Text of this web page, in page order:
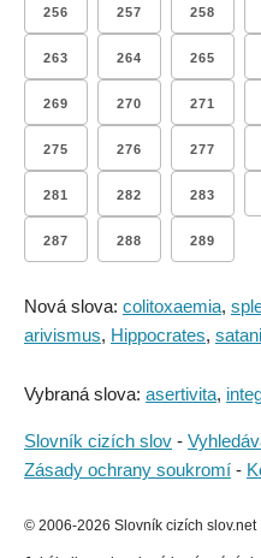
256 257 258
263 264 265
269 270 271
275 276 277
281 282 283
287 288 289
Nová slova: colitoxaemia,
arivismus, Hippocrates,
Vybraná slova: asertivita,
Slovník cizích slov -
Zásady ochrany soukromí -
© 2006-2026 Slovník cizích slov.net